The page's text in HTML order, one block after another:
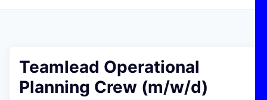
Teamlead Operational
Planning Crew (m/w/d)